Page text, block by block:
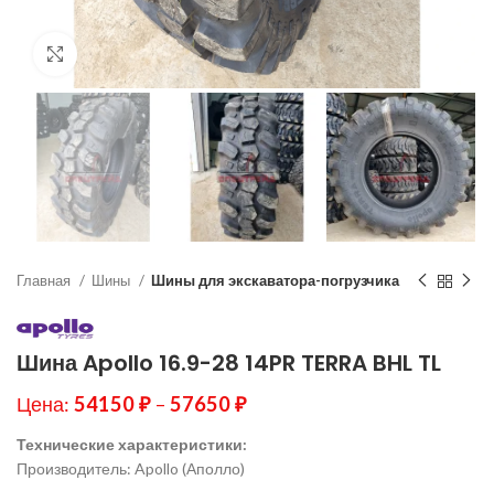
Нажмите, чтобы увеличить
Главная Шины Шины для экскаватора-погрузчика
Шина Apollo 16.9-28 14PR TERRA BHL TL
Цена: 54150₽ – 57650₽
Технические характеристики:
Производитель: Apollo (Аполло)